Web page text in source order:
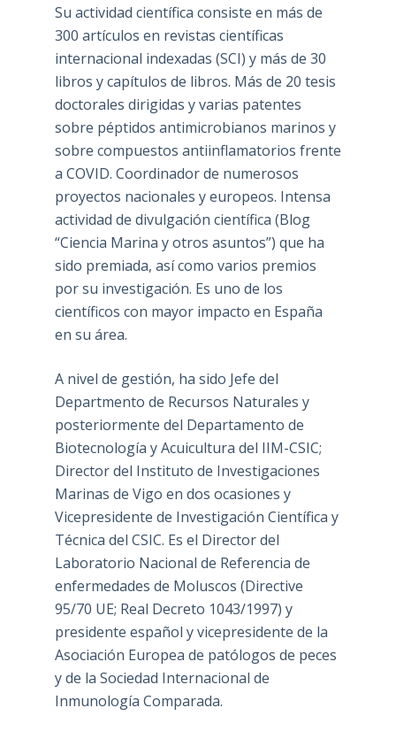
Su actividad científica consiste en más de
300 artículos en revistas científicas
internacional indexadas (SCI) y más de 30
libros y capítulos de libros. Más de 20 tesis
doctorales dirigidas y varias patentes
sobre péptidos antimicrobianos marinos y
sobre compuestos antiinflamatorios frente
a COVID. Coordinador de numerosos
proyectos nacionales y europeos. Intensa
actividad de divulgación científica (Blog
“Ciencia Marina y otros asuntos”) que ha
sido premiada, así como varios premios
por su investigación. Es uno de los
científicos con mayor impacto en España
en su área.
A nivel de gestión, ha sido Jefe del
Departmento de Recursos Naturales y
posteriormente del Departamento de
Biotecnología y Acuicultura del IIM-CSIC;
Director del Instituto de Investigaciones
Marinas de Vigo en dos ocasiones y
Vicepresidente de Investigación Científica y
Técnica del CSIC. Es el Director del
Laboratorio Nacional de Referencia de
enfermedades de Moluscos (Directive
95/70 UE; Real Decreto 1043/1997) y
presidente español y vicepresidente de la
Asociación Europea de patólogos de peces
y de la Sociedad Internacional de
Inmunología Comparada.